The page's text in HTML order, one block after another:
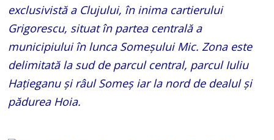
exclusivistă a Clujului, în inima cartierului
Grigorescu, situat în partea centrală a
municipiului în lunca Someşului Mic. Zona este
delimitată la sud de parcul central, parcul Iuliu
Hațieganu și râul Someş iar la nord de dealul şi
pădurea Hoia.